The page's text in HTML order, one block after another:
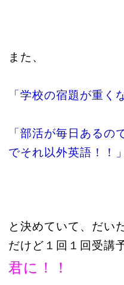
また、
「学校の宿題が重く
「部活が毎日あるの
でそれ以外英語！！」
と決めていて、だい
だけど１回１回受講
君に！！